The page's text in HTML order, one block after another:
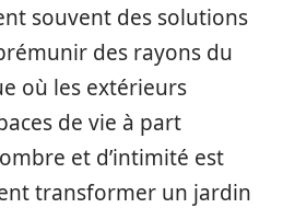
souvent des solutions
des rayons du
où les extérieurs
de vie à part
et d’intimité est
transformer un jardin